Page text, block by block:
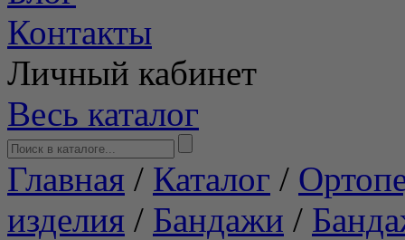
Контакты
Личный кабинет
Весь каталог
Главная / Каталог /
изделия / Бандажи /